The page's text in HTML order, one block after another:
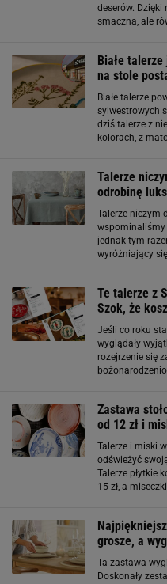
deserów. Dzięki
smaczna, ale
Białe
na stole
Białe talerze
sylwestrowych
dziś talerze z
kolorach, z
Talerze
odrobinę
Talerze niczym
wspominaliśmy
jednak tym
wyróżniający
Te talerze z
Szok, że
Jeśli co roku
wyglądały
rozejrzenie się
osób
Zastawa
od 12 zł i
Talerze i miski
odświeżyć
Talerze płytkie
15 zł, a
grosze, a
Ta zastawa
Doskonały